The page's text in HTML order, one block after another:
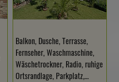
Balkon, Dusche, Terrasse,
Fernseher, Waschmaschine,
Wäschetrockner, Radio, ruhige
Ortsrandlage, Parkplatz,…